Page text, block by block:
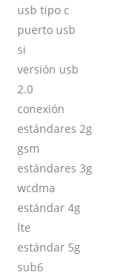
usb tipo c
puerto usb
si
versión usb
2.0
conexión
estándares 2g
gsm
estándares 3g
wcdma
estándar 4g
lte
estándar 5g
sub6